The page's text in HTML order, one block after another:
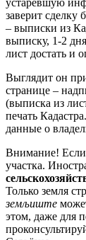
заверит сделку
– выписки из
выписку, 1-2
лист достать и
Выглядит он
странице –
(выписка из
печать
данные о
Внимание! Если
участка.
Только земля
земљиште
этом, даже для